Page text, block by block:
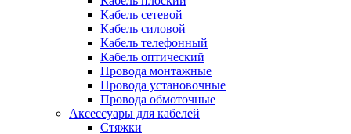
Кабель сетевой
Кабель силовой
Кабель телефонный
Кабель оптический
Провода монтажные
Провода установочные
Провода обмоточные
Аксессуары для кабелей
Стяжки